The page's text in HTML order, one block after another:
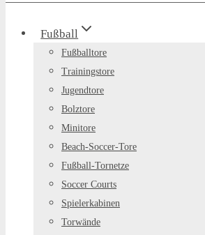
Fußball
Fußballtore
Trainingstore
Jugendtore
Bolztore
Minitore
Beach-Soccer-Tore
Fußball-Tornetze
Soccer Courts
Spielerkabinen
Torwände